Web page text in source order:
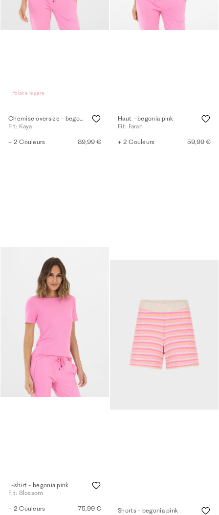
Polaire légère
Chemise oversize - begonia pink
Fit: Kaya
+ 2 Couleurs 89,99 €
Haut - begonia pink
Fit: Farah
+ 2 Couleurs 59,99 €
T-shirt - begonia pink
Fit: Blossom
+ 2 Couleurs 75,99 €
Shorts - begonia pink